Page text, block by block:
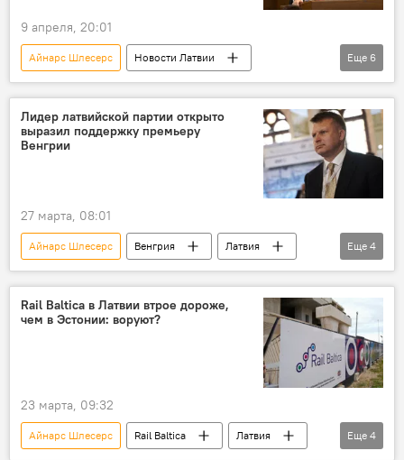
9 апреля, 20:01
Айнарс Шлесерс
Новости Латвии
партия "Прогрессивные"
"Латвия на первом месте"
Сейм
опрос
премьер-министр рейтинг
Еще 6
Лидер латвийской партии открыто
выразил поддержку премьеру
Венгрии
27 марта, 08:01
Айнарс Шлесерс Венгрия
Латвия
Виктор Орбан
Новости политики Латвии
Новости мира
поддержка
Еще 4
Rail Baltica в Латвии втрое дороже,
чем в Эстонии: воруют?
23 марта, 09:32
Айнарс Шлесерс Rail Baltica
Латвия
Еще 4